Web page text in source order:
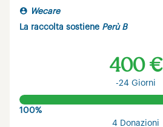
Wecare
La raccolta sostiene Perù B
400 €
-24 Giorni
100%
4 Donazioni